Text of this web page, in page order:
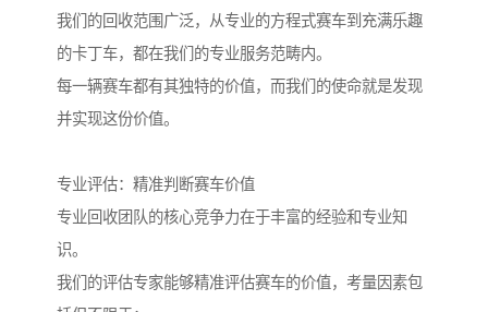
我们的回收范围广泛，从专业的方程式赛车到充满乐趣
的卡丁车，都在我们的专业服务范畴内。
每一辆赛车都有其独特的价值，而我们的使命就是发现
并实现这份价值。
专业评估：精准判断赛车价值
专业回收团队的核心竞争力在于丰富的经验和专业知
识。
我们的评估专家能够精准评估赛车的价值，考量因素包